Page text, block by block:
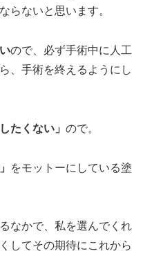
らないと思います。
ので、必ず手術中に人工
、手術を終えるようにし
たくない」 ので。
をモットーにしている塗
なかで、私を選んでくれ
してその期待にこれから